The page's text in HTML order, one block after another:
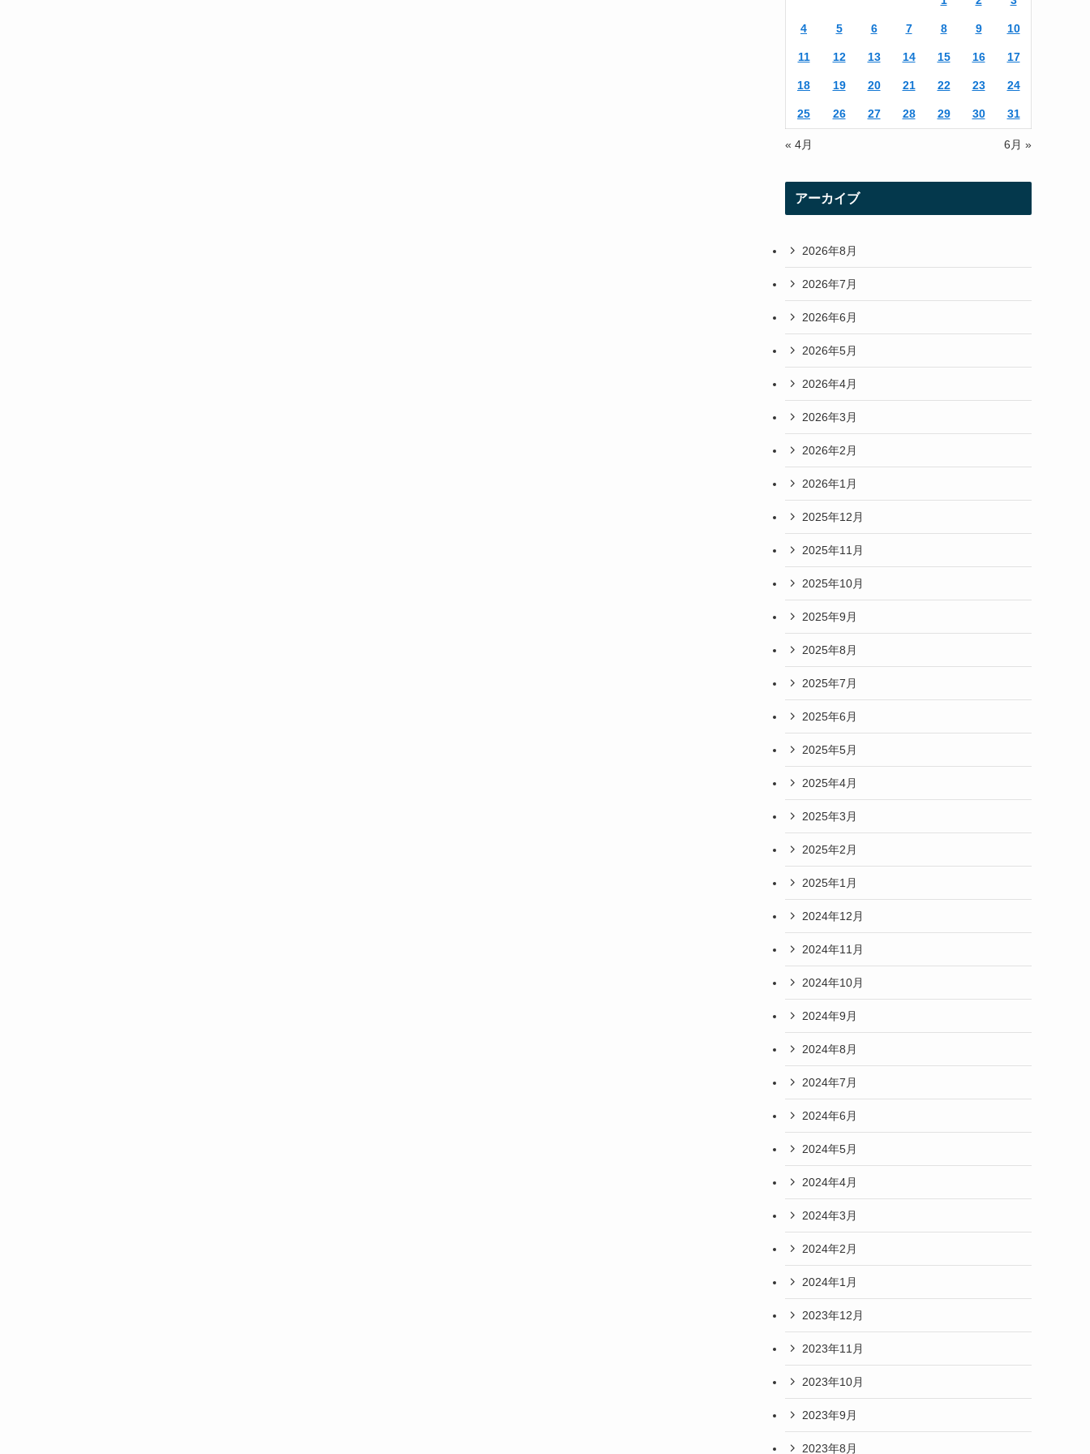
4 5 6 7 8 9 10
11 12 13 14 15 16 17
18 19 20 21 22 23 24
25 26 27 28 29 30 31
« 4月 6月 »
アーカイブ
2026年8月
2026年7月
2026年6月
2026年5月
2026年4月
2026年3月
2026年2月
2026年1月
2025年12月
2025年11月
2025年10月
2025年9月
2025年8月
2025年7月
2025年6月
2025年5月
2025年4月
2025年3月
2025年2月
2025年1月
2024年12月
2024年11月
2024年10月
2024年9月
2024年8月
2024年7月
2024年6月
2024年5月
2024年4月
2024年3月
2024年2月
2024年1月
2023年12月
2023年11月
2023年10月
2023年9月
2023年8月